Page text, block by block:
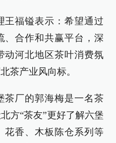
王福镒表示：希望通过
、合作和共赢平台，深
动河北地区茶叶消费氛
茶产业风向标。
茶厂的郭海梅是一名茶
方“茶友”更好了解六堡
花香、木板陈仓系列等